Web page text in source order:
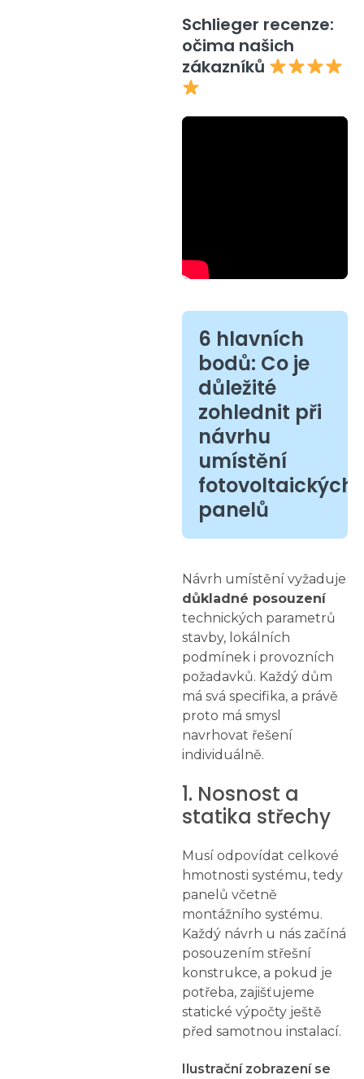
Schlieger recenze:
očima našich
zákazníků
6 hlavních
bodů: Co je
důležité
zohlednit při
návrhu
umístění
fotovoltaických
panelů
Návrh umístění vyžaduje
důkladné posouzení
technických parametrů
stavby, lokálních
podmínek i provozních
požadavků. Každý dům
má svá specifika, a právě
proto má smysl
navrhovat řešení
individuálně.
1. Nosnost a
statika střechy
Musí odpovídat celkové
hmotnosti systému, tedy
panelů včetně
montážního systému.
Každý návrh u nás začíná
posouzením střešní
konstrukce, a pokud je
potřeba, zajišťujeme
statické výpočty ještě
před samotnou instalací.
Ilustrační zobrazení se